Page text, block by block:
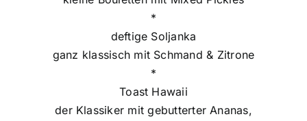
*
deftige Soljanka
ganz klassisch mit Schmand & Zitrone
*
Toast Hawaii
der Klassiker mit gebutterter Ananas,